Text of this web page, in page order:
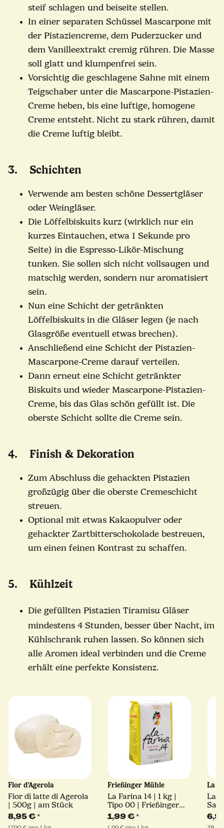
steif schlagen und beiseite stellen.
In einer separaten Schüssel Mascarpone mit
der Pistaziencreme, dem Puderzucker und
dem Vanilleextrakt cremig rühren. Die Masse
soll glatt und klumpenfrei sein.
Vorsichtig die geschlagene Sahne mit einem
Teigschaber unter die Mascarpone-Pistazien-
Creme heben, bis eine luftige, homogene
Creme entsteht. Nicht zu stark rühren, damit
die Creme luftig bleibt.
3. Schichten
Verwende am besten schöne Dessertgläser
oder Weingläser.
Die Löffelbiskuits kurz (wirklich nur ein
kurzes Eintauchen, etwa 1 Sekunde pro
Seite) in die Espresso-Likör-Mischung
tunken. Sie sollen sich nicht vollsaugen und
matschig werden, sondern nur aromatisiert
sein.
Nun eine Schicht der getränkten
Löffelbiskuits in die Gläser legen (je nach
Glasgröße eventuell etwas brechen).
Anschließend eine Schicht der Pistazien-
Mascarpone-Creme darauf verteilen.
Dann erneut eine Schicht getränkter
Biskuits und wieder Mascarpone-Pistazien-
Creme, bis das Glas schön gefüllt ist. Die
oberste Schicht sollte die Creme sein.
4. Finish & Dekoration
Zum Abschluss die gehackten Pistazien
großzügig über die oberste Cremeschicht
streuen.
Optional mit etwas Kakaopulver oder
gehackter Zartbitterschokolade bestreuen,
um einen feinen Kontrast zu schaffen.
5. Kühlzeit
Die gefüllten Pistazien Tiramisu Gläser
mindestens 4 Stunden, besser über Nacht, im
Kühlschrank ruhen lassen. So können sich
alle Aromen ideal verbinden und die Creme
erhält eine perfekte Konsistenz.
Fior d'Agerola
Fior di latte di Agerola
| 500g | am Stück
8,95 €*
Frießinger Mühle
La Farina 14 | 1 kg |
Tipo 00 | Frießinger
Mühle
1,99 €*
La
La
180